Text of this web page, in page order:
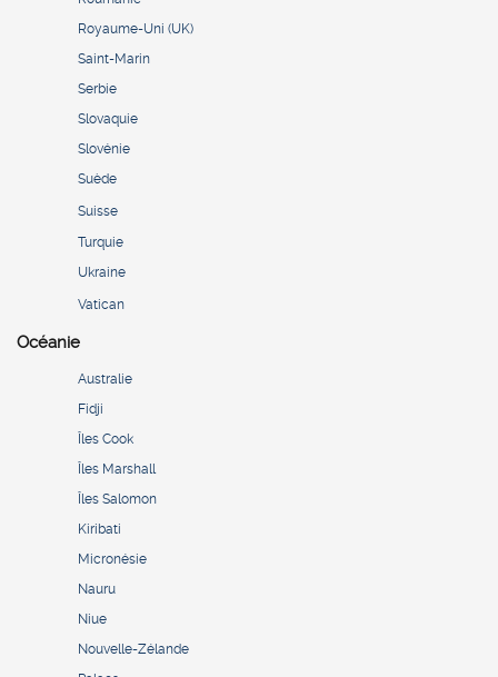
Royaume-Uni (UK)
Saint-Marin
Serbie
Slovaquie
Slovénie
Suède
Suisse
Turquie
Ukraine
Vatican
Océanie
Australie
Fidji
Îles Cook
Îles Marshall
Îles Salomon
Kiribati
Micronésie
Nauru
Niue
Nouvelle-Zélande